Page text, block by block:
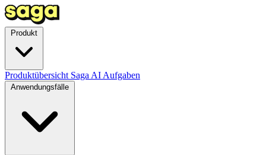
Produktübersicht Saga AI Aufgaben